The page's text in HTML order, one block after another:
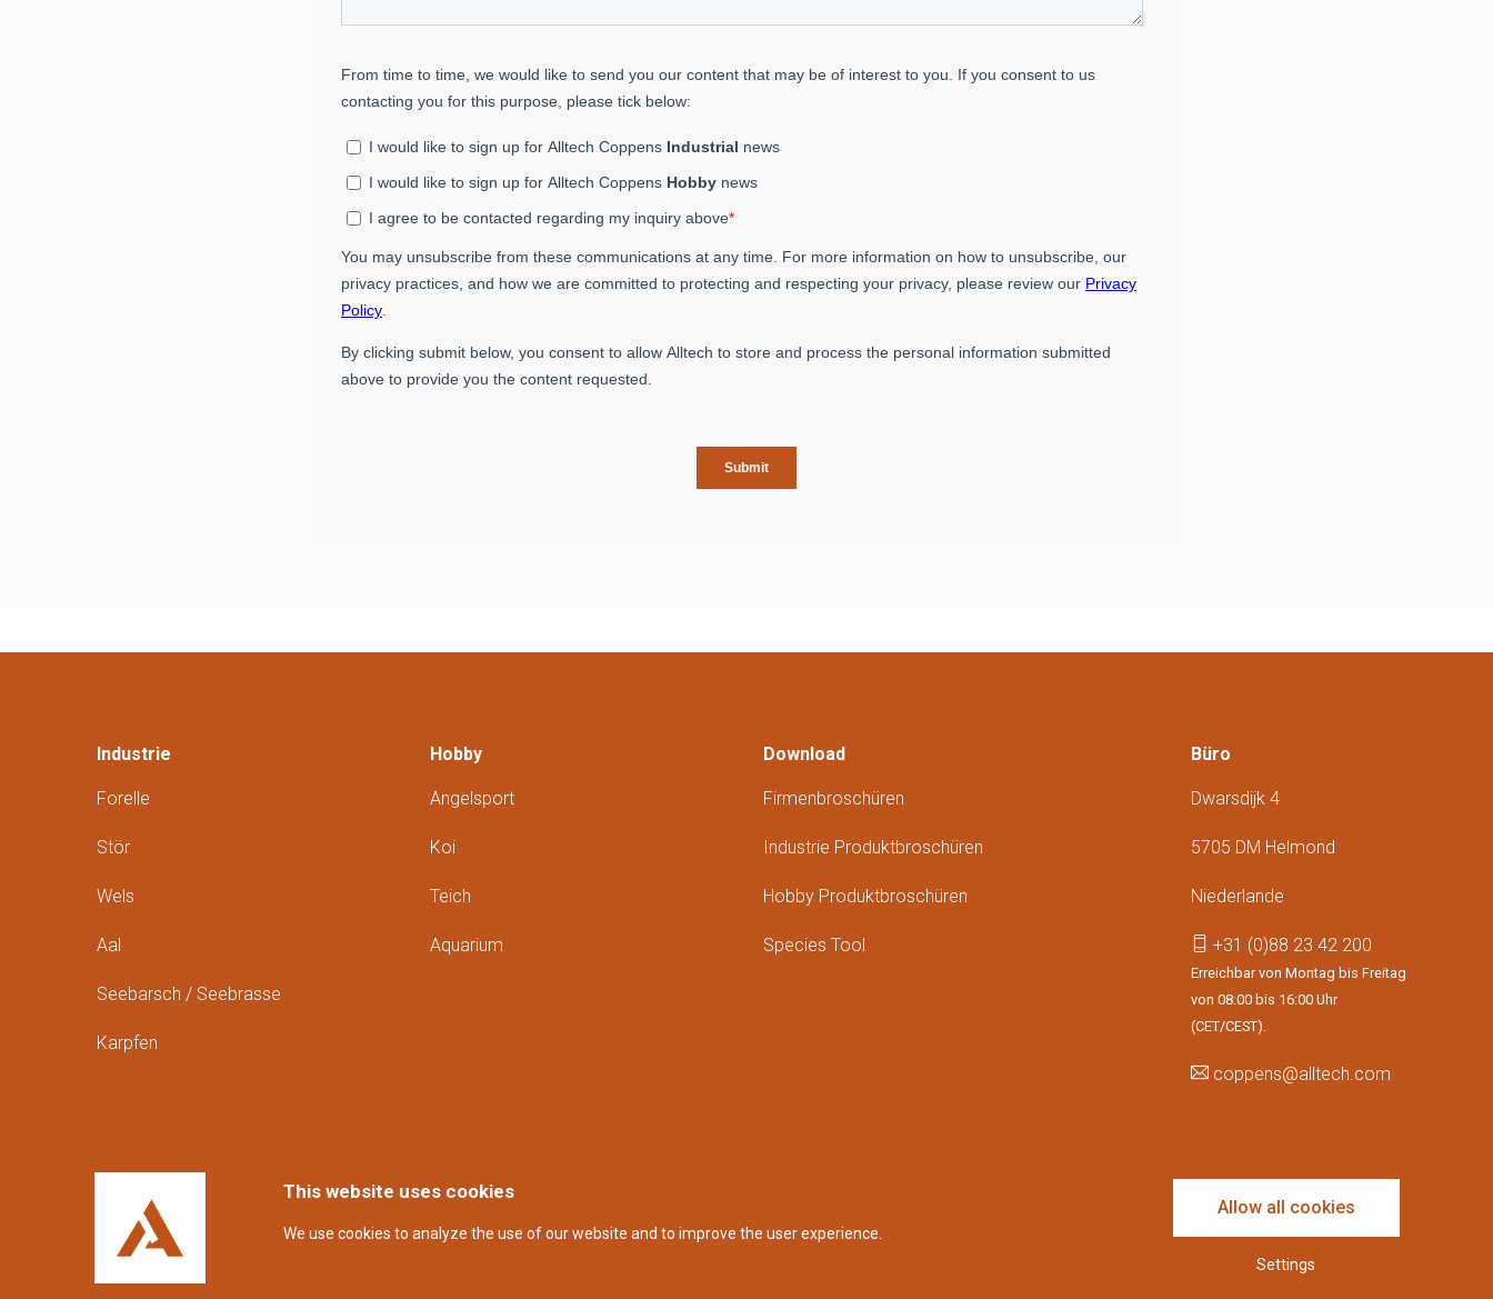
This website uses cookies
We use cookies to analyze the use of our website and to improve the user experience.
Allow all cookies
Settings
Industrie
Forelle
Stör
Wels
Aal
Seebarsch / Seebrasse
Karpfen
Hobby
Angelsport
Koi
Teich
Aquarium
Download
Firmenbroschüren
Industrie Produktbroschüren
Hobby Produktbroschüren
Species Tool
Büro
Dwarsdijk 4
5705 DM Helmond
Niederlande
+31 (0)88 23 42 200
Erreichbar von Montag bis Freitag
von 08:00 bis 16:00 Uhr
(CET/CEST).
coppens@alltech.com